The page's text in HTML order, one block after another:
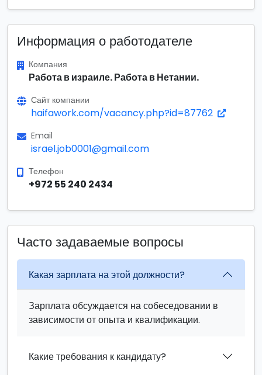
Информация о работодателе
Компания
Работа в израиле. Работа в Нетании.
Сайт компании
haifawork.com/vacancy.php?id=87762
Email
israel.job0001@gmail.com
Телефон
+972 55 240 2434
Часто задаваемые вопросы
Какая зарплата на этой должности?
Зарплата обсуждается на собеседовании в
зависимости от опыта и квалификации.
Какие требования к кандидату?